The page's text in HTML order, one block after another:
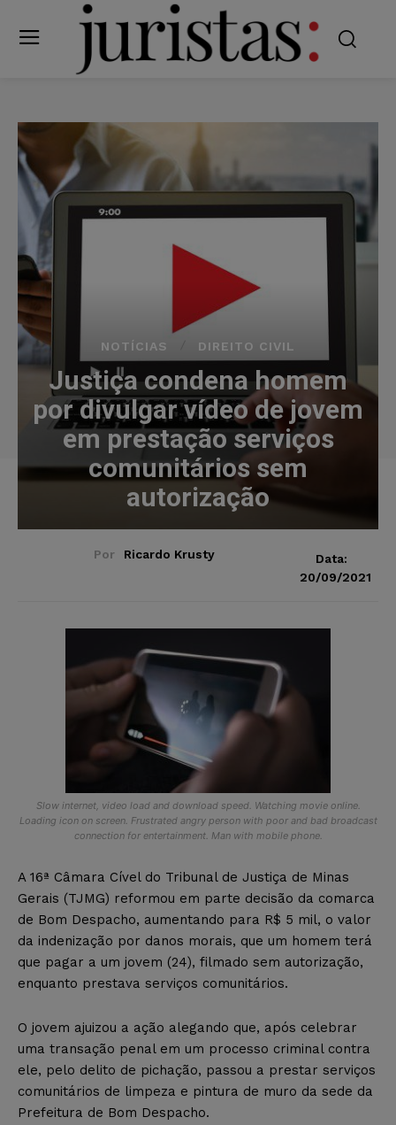
NOTÍCIAS DIREITO CIVIL
Justiça condena homem
por divulgar vídeo de jovem
em prestação serviços
comunitários sem
autorização
Por Ricardo Krusty
Data:
20/09/2021
Slow internet, video load and download speed. Watching movie online.
Loading icon on screen. Frustrated angry person with poor and bad broadcast
connection for entertainment. Man with mobile phone.
A 16ª Câmara Cível do Tribunal de Justiça de Minas
Gerais (TJMG) reformou em parte decisão da comarca
de Bom Despacho, aumentando para R$ 5 mil, o valor
da indenização por danos morais, que um homem terá
que pagar a um jovem (24), filmado sem autorização,
enquanto prestava serviços comunitários.
O jovem ajuizou a ação alegando que, após celebrar
uma transação penal em um processo criminal contra
ele, pelo delito de pichação, passou a prestar serviços
comunitários de limpeza e pintura de muro da sede da
Prefeitura de Bom Despacho.